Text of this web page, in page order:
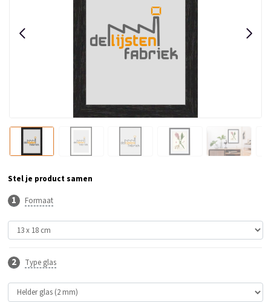
Stel je product samen
Formaat
Type glas